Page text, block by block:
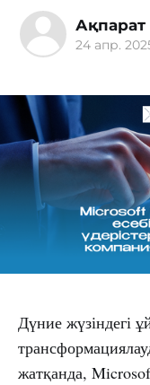
24 апр.
Дүние жүзіндегі
жатқанда,